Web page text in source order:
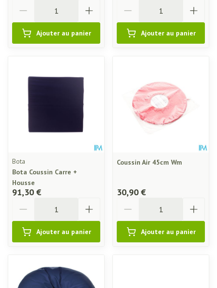
Ajouter au panier Ajouter au panier
Bota
Bota Coussin Carre +
Housse
91,30 €
Ajouter au panier
Coussin Air 45cm Wm
30,90 €
Ajouter au panier